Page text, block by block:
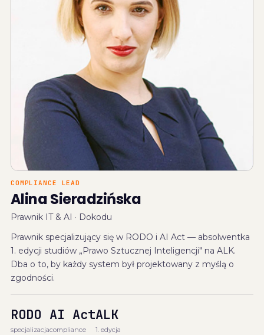
COMPLIANCE LEAD
Alina Sieradzińska
Prawnik IT & AI · Dokodu
Prawnik specjalizujący się w RODO i AI Act — absolwentka
1. edycji studiów „Prawo Sztucznej Inteligencji" na ALK.
Dba o to, by każdy system był projektowany z myślą o
zgodności.
RODO
specjalizacja
AI Act
compliance
ALK
1. edycja